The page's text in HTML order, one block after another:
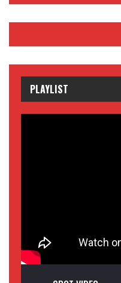
PLAYLIST